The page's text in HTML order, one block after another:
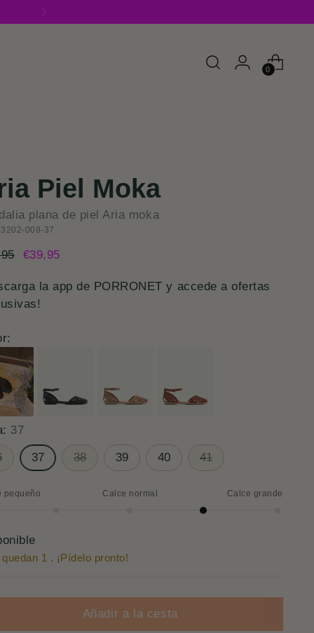
0
Piel Moka
plana de piel Aria moka
3202-008-37
€39,95
la app de PORRONET y accede a ofertas
37
37 38 39 40 41
pequeño Calce normal Calce grande
quedan 1 . ¡Pídelo pronto!
Añadir a la cesta